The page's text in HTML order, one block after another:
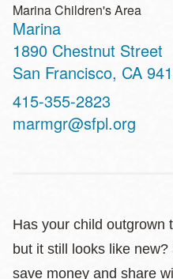
Marina Children's Area
Marina
Address
1890 Chestnut Street
San Francisco, CA
Contact
Telephone
415-355-2823
marmgr@sfpl.org
Has your child outgrown
but it still looks like
save money and share